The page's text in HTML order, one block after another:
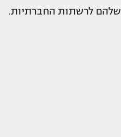
שלהם לרשתות החברתיות.